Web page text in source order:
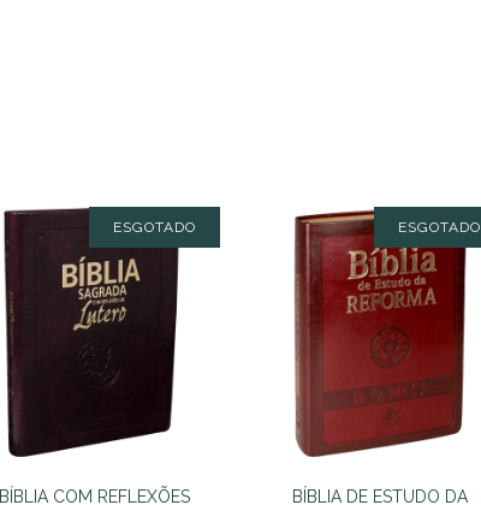
ESGOTADO
BÍBLIA COM REFLEXÕES
ESGOTADO
BÍBLIA DE ESTUDO DA